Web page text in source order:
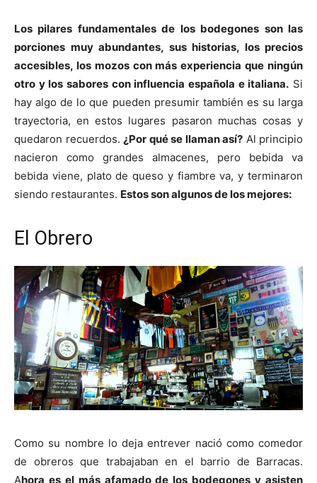
Los pilares fundamentales de los bodegones son las
porciones muy abundantes, sus historias, los precios
accesibles, los mozos con más experiencia que ningún
otro y los sabores con influencia española e italiana. Si
hay algo de lo que pueden presumir también es su larga
trayectoria, en estos lugares pasaron muchas cosas y
quedaron recuerdos. ¿Por qué se llaman así? Al principio
nacieron como grandes almacenes, pero bebida va
bebida viene, plato de queso y fiambre va, y terminaron
siendo restaurantes. Estos son algunos de los mejores:
El Obrero
Como su nombre lo deja entrever nació como comedor
de obreros que trabajaban en el barrio de Barracas.
Ahora es el más afamado de los bodegones y asisten